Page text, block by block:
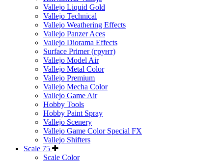
Vallejo Liquid Gold
Vallejo Technical
Vallejo Weathering Effects
Vallejo Panzer Aces
Vallejo Diorama Effects
Surface Primer (грунт)
Vallejo Model Air
Vallejo Metal Color
Vallejo Premium
Vallejo Mecha Color
Vallejo Game Air
Hobby Tools
Hobby Paint Spray
Vallejo Scenery
Vallejo Game Color Special FX
Vallejo Shifters
Scale 75
Scale Color